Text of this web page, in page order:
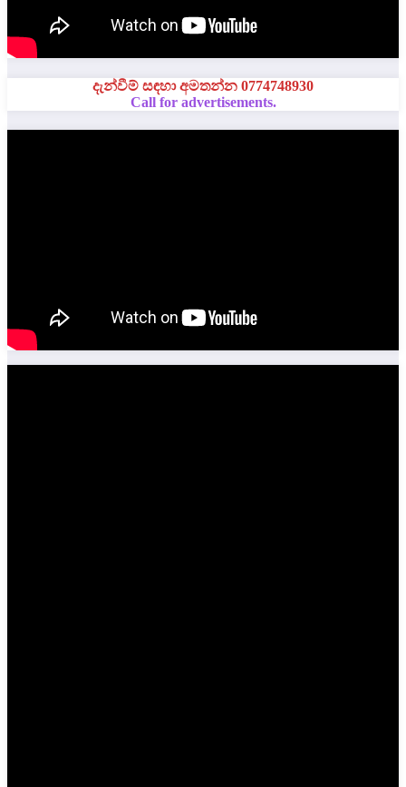
දැන්වීම් සඳහා අමතන්න 0774748930
Call for advertisements.